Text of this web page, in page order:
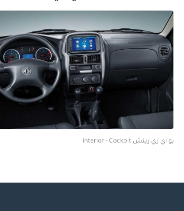
يو اي زي ريتش interior - Cockpit